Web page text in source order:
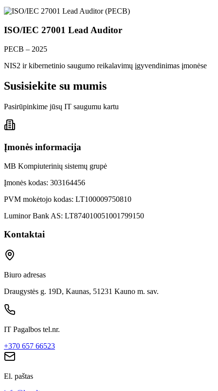
ISO/IEC 27001 Lead Auditor
PECB – 2025
NIS2 ir kibernetinio saugumo reikalavimų įgyvendinimas įmonėse
Susisiekite su mumis
Pasirūpinkime jūsų IT saugumu kartu
Įmonės informacija
MB Kompiuterinių sistemų grupė
Įmonės kodas: 303164456
PVM mokėtojo kodas: LT100009750810
Luminor Bank AS: LT874010051001799150
Kontaktai
Biuro adresas
Draugystės g. 19D, Kaunas, 51231 Kauno m. sav.
IT Pagalbos tel.nr.
+370 657 66523
El. paštas